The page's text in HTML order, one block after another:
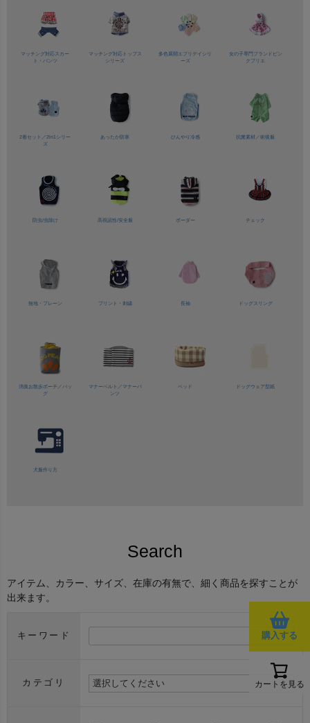
購入する
カートを見る
マッチング対応スカー
ト・パンツ
マッチング対応トップス
シリーズ
多色展開 エブリデイシリ
ーズ
女の子専門ブランド ピン
クプリエ
2着セット／2in1シリー
ズ
あったか防寒 ひんやり冷感 抗菌素材／ 術後服
防虫/虫除け 高視認性/安全服 ボーダー チェック
無地・プレーン プリント・刺繍 長袖 ドッグスリング
消臭お散歩ポーチ／バッ
グ
マナーベルト／ マナーパ
ンツ
ベッド ドッグウェア型紙
犬服作り方
Search
アイテム、カラー、サイズ、在庫の有無で、細く商品を探すことが
出来ます。
キーワード
カテゴリ